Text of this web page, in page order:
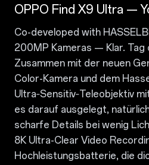
OPPO Find X9 Ultra —
Co-developed with
200MP Kameras — Klar. Tag
Zusammen mit der neuen
Color-Kamera und dem
Ultra‑Sensitiv‑Teleobjektiv
es darauf ausgelegt,
scharfe Details bei wenig
8K Ultra-Clear Video
Hochleistungsbatterie, die